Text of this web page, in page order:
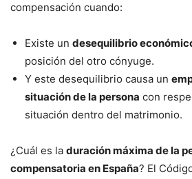
compensación cuando:
Existe un desequilibrio
posición del otro cónyuge.
Y este desequilibrio causa un
situación de la persona con
situación dentro del matrimonio.
¿Cuál es la duración máxima de la
compensatoria en España? El